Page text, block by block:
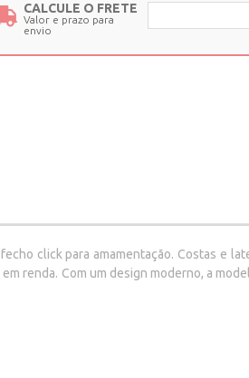
CALCULE O FRETE
Valor e prazo para
envio
click para amamentação. Costas e
renda. Com um design moderno, a